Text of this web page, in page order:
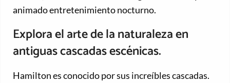
animado entretenimiento nocturno.
Explora el arte de la naturaleza en
antiguas cascadas escénicas.
Hamilton es conocido por sus increíbles cascadas.